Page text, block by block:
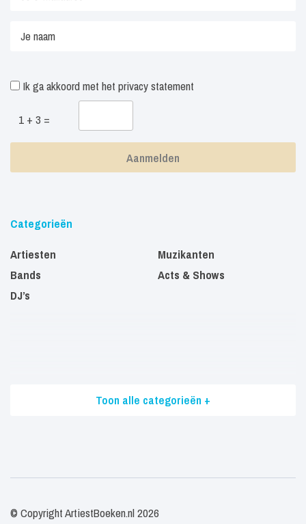
Ik ga akkoord met het privacy statement
1 + 3 =
Categorieën
Artiesten
Bands
DJ’s
Muzikanten
Acts & Shows
Toon alle categorieën +
© Copyright ArtiestBoeken.nl 2026